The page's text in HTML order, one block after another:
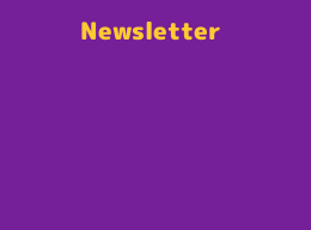
Newsletter